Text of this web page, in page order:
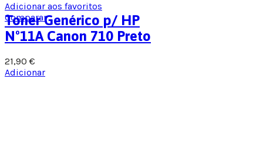
Adicionar aos favoritos
Comparar
Toner Genérico p/ HP
Nº11A Canon 710 Preto
21,90 €
Adicionar